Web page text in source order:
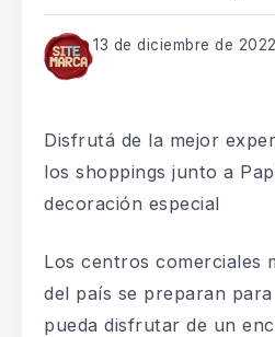
13 de diciembre de 2022
Disfrutá de la mejor
los shoppings junto a
decoración especial
Los centros comerciales
del país se preparan
pueda disfrutar de un